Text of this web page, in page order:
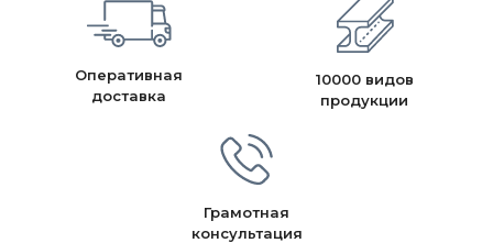
Оперативная
доставка
10000 видов
продукции
Грамотная
консультация